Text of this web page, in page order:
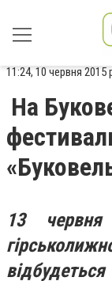
11:24, 10 червня 2015
На
13 червня